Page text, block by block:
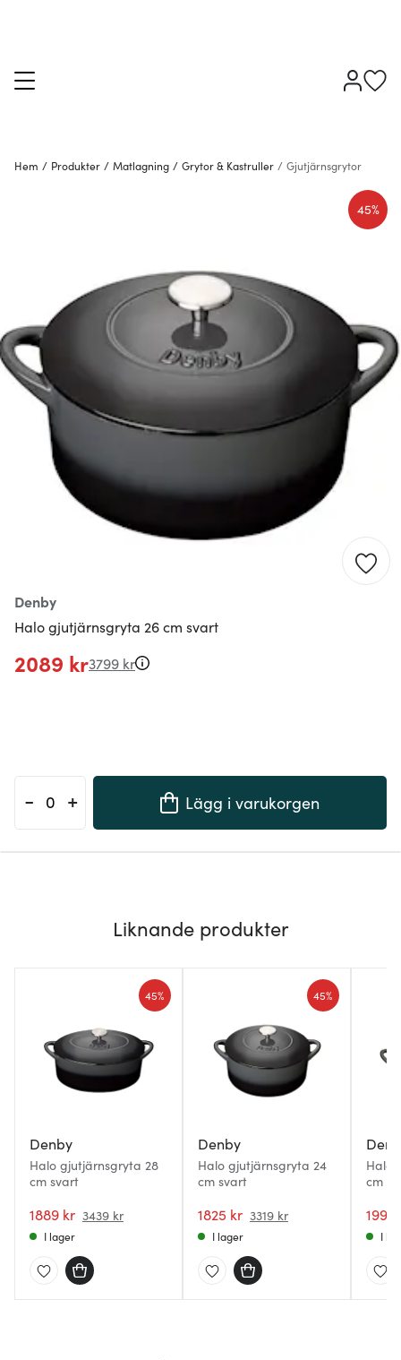
Hem / Produkter / Matlagning / Grytor & Kastruller / Gjutjärnsgrytor
Denby
Halo gjutjärnsgryta 26 cm svart
45%
2089 kr3799 kr
- + Lägg i varukorgen
Liknande produkter
Denby
Halo gjutjärnsgryta 28
cm svart
1889 kr 3439 kr
45%
I lager
Denby
Halo gjutjärnsgryta 24
cm svart
1825 kr 3319 kr
45%
I lager
Halo
cm
1999
I